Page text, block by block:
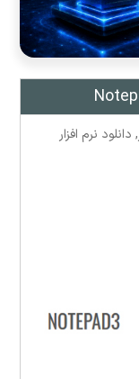
, دانلود نرم افزار